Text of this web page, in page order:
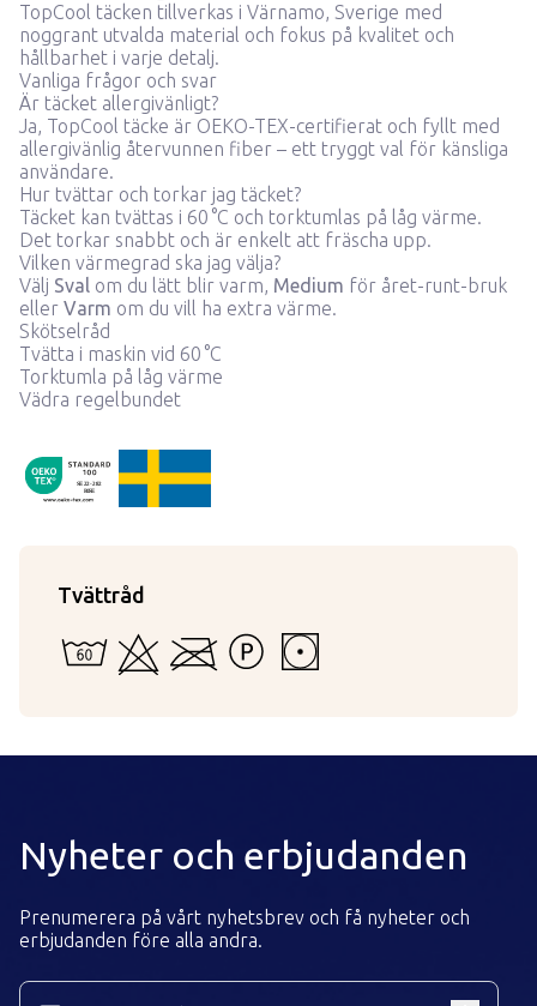
TopCool täcken tillverkas i Värnamo, Sverige med
noggrant utvalda material och fokus på kvalitet och
hållbarhet i varje detalj.
Vanliga frågor och svar
Är täcket allergivänligt?
Ja, TopCool täcke är OEKO-TEX-certifierat och fyllt med
allergivänlig återvunnen fiber – ett tryggt val för känsliga
användare.
Hur tvättar och torkar jag täcket?
Täcket kan tvättas i 60 °C och torktumlas på låg värme.
Det torkar snabbt och är enkelt att fräscha upp.
Vilken värmegrad ska jag välja?
Välj Sval om du lätt blir varm, Medium för året-runt-bruk
eller Varm om du vill ha extra värme.
Skötselråd
Tvätta i maskin vid 60 °C
Torktumla på låg värme
Vädra regelbundet
OekoTex22282
SE 22-282
RISE
Tvättråd
60 - Kan vattentvättas i maskin eller för hand
Kan ej blekasKan inte strykas
Tål inte starkare tvättvätskor än
Torktumling i låg temperatur
Nyheter och erbjudanden
Prenumerera på vårt nyhetsbrev och få nyheter och
erbjudanden före alla andra.
Din e-postadress